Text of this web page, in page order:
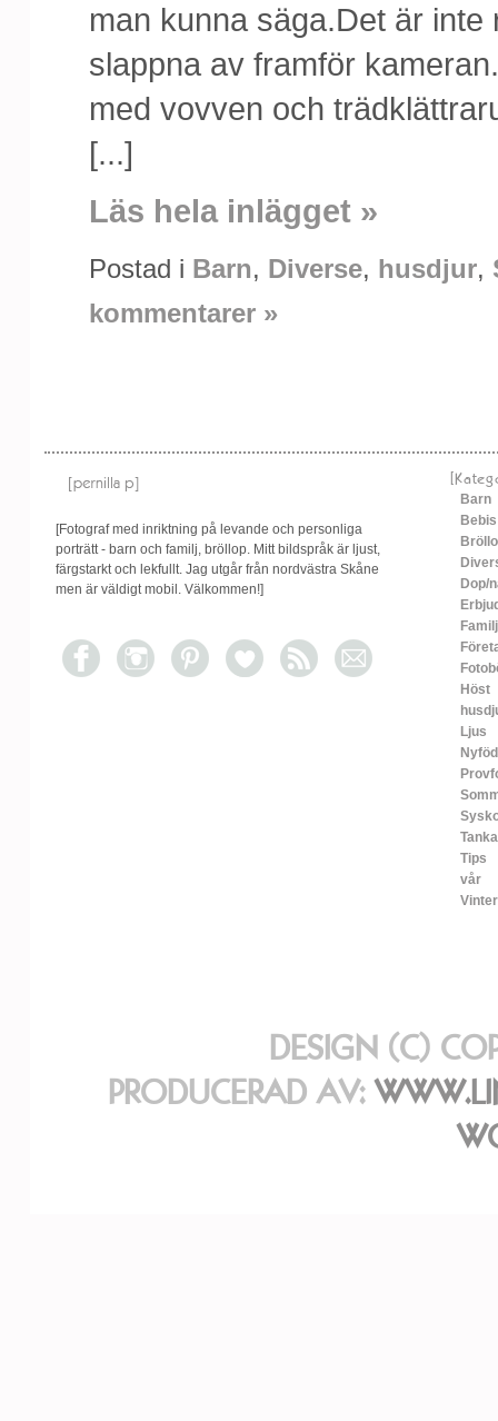
man kunna säga.Det är
slappna av framför
med vovven och
[...]
Läs hela inlägget »
Postad i Barn, Diverse, husdjur,
kommentarer »
[Fotograf med inriktning på levande och personliga
porträtt - barn och familj, bröllop. Mitt bildspråk är ljust,
färgstarkt och lekfullt. Jag utgår från nordvästra Skåne
men är väldigt mobil. Välkommen!]
Barn
Bebis
Dop/
Familj
Höst
Ljus
Tips
vår
Vinter
DESIGN (C)
PRODUCERAD AV: